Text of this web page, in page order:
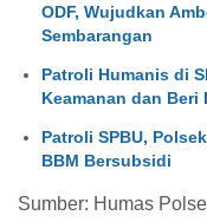
ODF, Wujudkan
Sembarangan
Patroli Humanis di
Keamanan dan Beri
Patroli SPBU,
BBM Bersubsidi
Sumber: Humas